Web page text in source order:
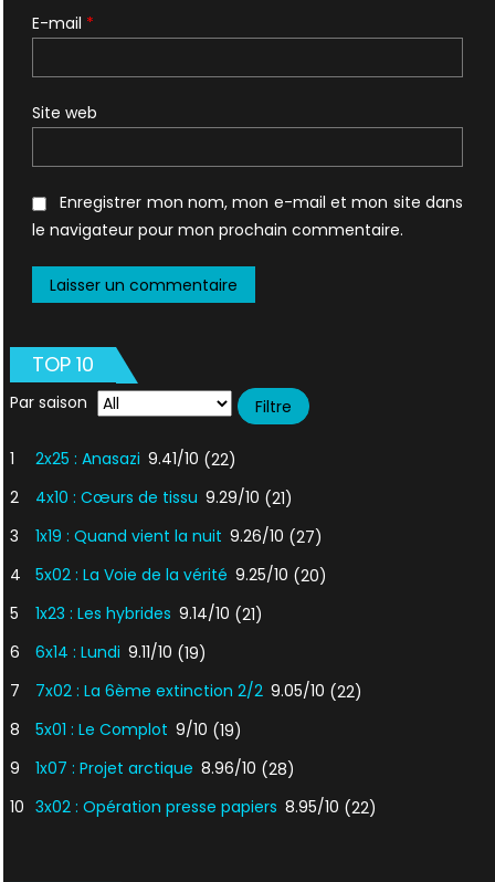
E-mail *
Site web
Enregistrer mon nom, mon e-mail et mon site dans
le navigateur pour mon prochain commentaire.
TOP 10
Par saison
1 2x25 : Anasazi 9.41/10 (22)
2
4x10 : Cœurs de tissu 9.29/10 (21)
3
1x19 : Quand vient la nuit 9.26/10 (27)
4
5x02 : La Voie de la vérité 9.25/10 (20)
5
1x23 : Les hybrides 9.14/10 (21)
6
6x14 : Lundi 9.11/10 (19)
7
7x02 : La 6ème extinction 2/2 9.05/10 (22)
8
5x01 : Le Complot 9/10 (19)
9
1x07 : Projet arctique 8.96/10 (28)
10 3x02 : Opération presse papiers 8.95/10 (22)